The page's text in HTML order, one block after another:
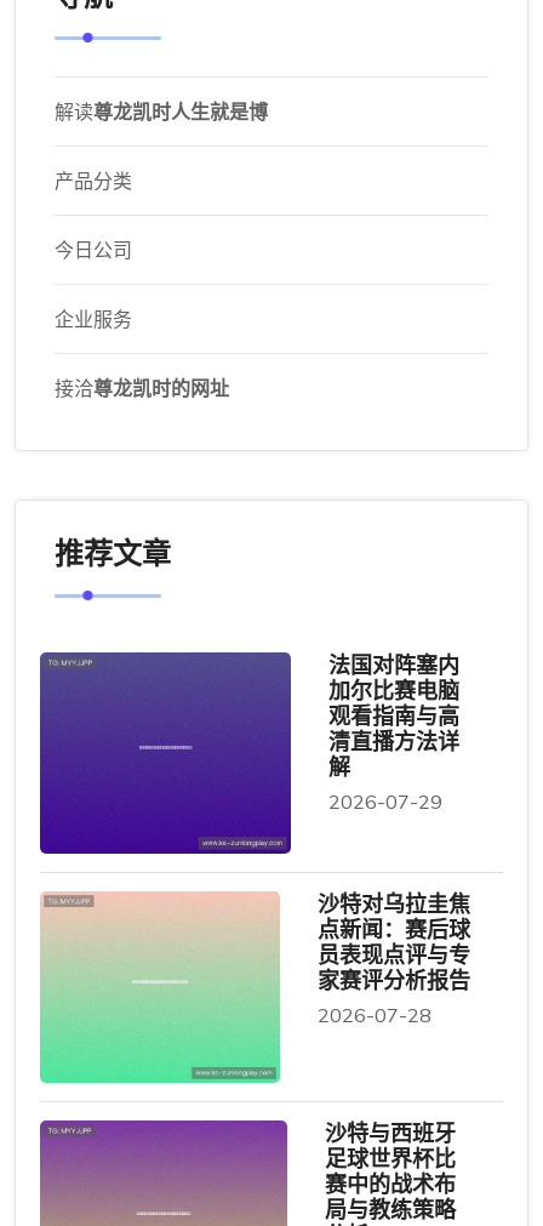
解读尊龙凯时人生就是博
产品分类
今日公司
企业服务
接洽尊龙凯时的网址
推荐文章
法国对阵塞内
加尔比赛电脑
观看指南与高
清直播方法详
解
2026-07-29
沙特对乌拉圭焦
点新闻：赛后球
员表现点评与专
家赛评分析报告
2026-07-28
沙特与西班牙
足球世界杯比
赛中的战术布
局与教练策略